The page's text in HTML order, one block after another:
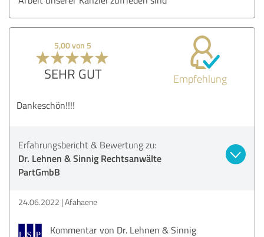
5,00 von 5
SEHR GUT Empfehlung
Dankeschön!!!!
Erfahrungsbericht & Bewertung zu:
Dr. Lehnen & Sinnig Rechtsanwälte
PartGmbB
24.06.2022 Afahaene
Kommentar von Dr. Lehnen & Sinnig